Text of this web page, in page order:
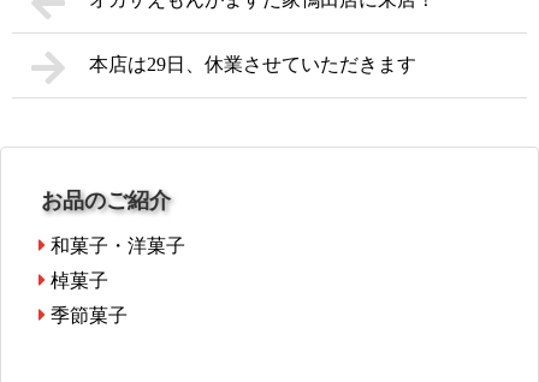
本店は29日、休業させていただきます
お品のご紹介
和菓子・洋菓子
棹菓子
季節菓子